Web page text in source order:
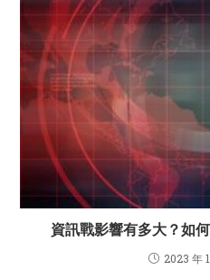
資訊戰影響有多大？如
2023 年